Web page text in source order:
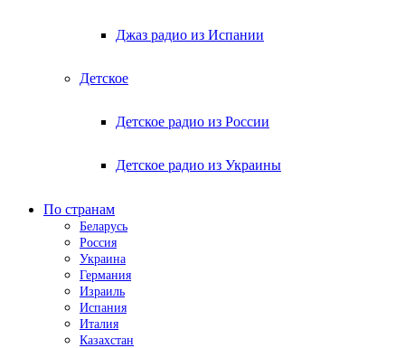
Джаз радио из Испании
Детское
Детское радио из России
Детское радио из Украины
По странам
Беларусь
Россия
Украина
Германия
Израиль
Испания
Италия
Казахстан